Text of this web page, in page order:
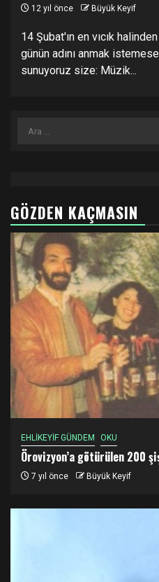
12 yıl önce Büyük Keyif
14 Şubat'ın en vıcık
günün adını anmak
sunuyoruz size: Müzik...
Arama:
GÖZDEN KAÇMASIN
EHLİKEYİF GÜNDEM OKU
Örovizyon’a götürülen 200
7 yıl önce Büyük Keyif